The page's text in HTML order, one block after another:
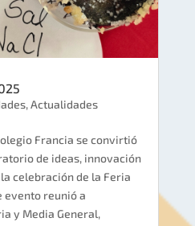
,Actualidades
Francia se convirtió
de ideas, innovación
celebración de la Feria
evento reunió a
y Media General,